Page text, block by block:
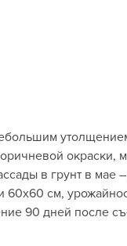
Boom окраски,
в грунт в мае
60x60 см,
90 дней после